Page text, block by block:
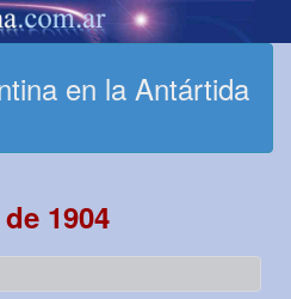
en la Antártida
1904